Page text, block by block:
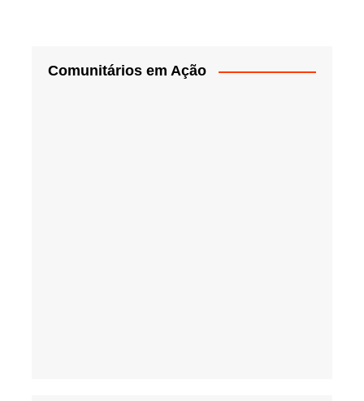
Comunitários em Ação